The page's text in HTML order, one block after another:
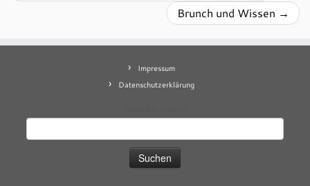
Brunch und Wissen →
Impressum
Datenschutzerklärung